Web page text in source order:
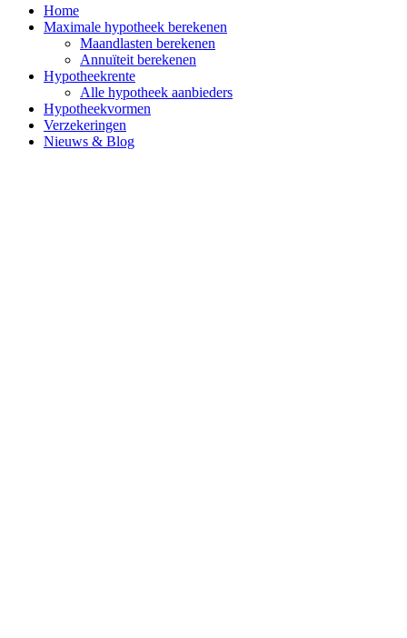
Home
Maximale hypotheek berekenen
Maandlasten berekenen
Annuïteit berekenen
Hypotheekrente
Alle hypotheek aanbieders
Hypotheekvormen
Verzekeringen
Nieuws & Blog